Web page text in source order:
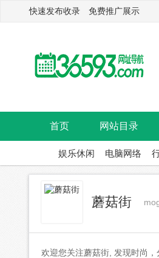
快速发布收录 免费推广展示
首页 网站目录
娱乐休闲 电脑网络
蘑菇街
欢迎您关注蘑菇街, 发现时尚，